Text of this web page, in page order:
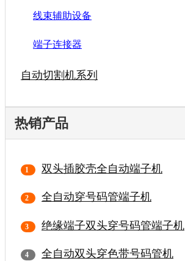
线束辅助设备
端子连接器
自动切割机系列
热销产品
双头插胶壳全自动端子机
全自动穿号码管端子机
绝缘端子双头穿号码管端子机
全自动双头穿色带号码管机